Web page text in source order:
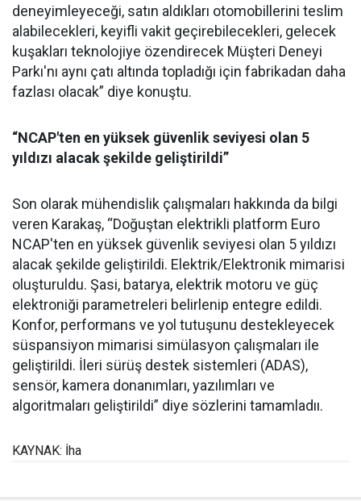
deneyimleyeceği, satın aldıkları otomobillerini teslim
alabilecekleri, keyifli vakit geçirebilecekleri, gelecek
kuşakları teknolojiye özendirecek Müşteri Deneyi
Parkı'nı aynı çatı altında topladığı için fabrikadan daha
fazlası olacak” diye konuştu.
“NCAP'ten en yüksek güvenlik seviyesi olan 5
yıldızı alacak şekilde geliştirildi”
Son olarak mühendislik çalışmaları hakkında da bilgi
veren Karakaş, “Doğuştan elektrikli platform Euro
NCAP'ten en yüksek güvenlik seviyesi olan 5 yıldızı
alacak şekilde geliştirildi. Elektrik/Elektronik mimarisi
oluşturuldu. Şasi, batarya, elektrik motoru ve güç
elektroniği parametreleri belirlenip entegre edildi.
Konfor, performans ve yol tutuşunu destekleyecek
süspansiyon mimarisi simülasyon çalışmaları ile
geliştirildi. İleri sürüş destek sistemleri (ADAS),
sensör, kamera donanımları, yazılımları ve
algoritmaları geliştirildi” diye sözlerini tamamladıı.
KAYNAK: İha